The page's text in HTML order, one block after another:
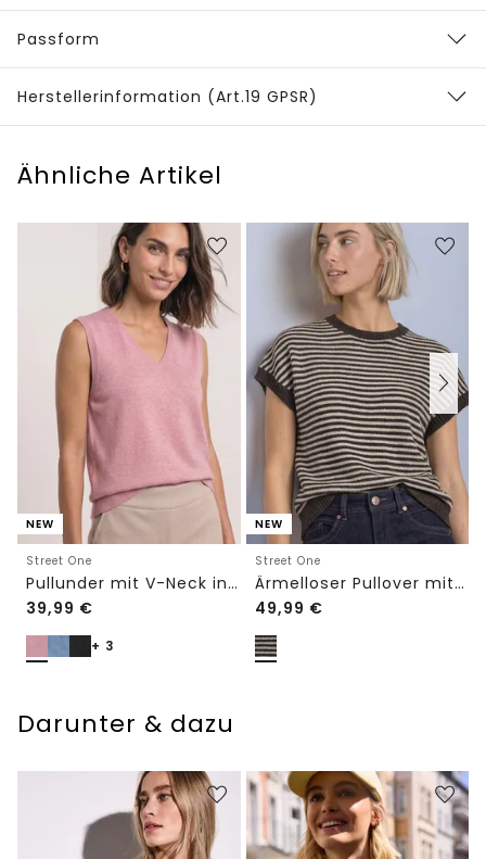
Passform
Herstellerinformation (Art.19 GPSR)
Ähnliche Artikel
NEW
Street One
Pullunder mit V-Neck in Unifarbe
39,99 €
+ 3
NEW
Street One
Ärmelloser Pullover mit Rundhals
49,99 €
Darunter & dazu